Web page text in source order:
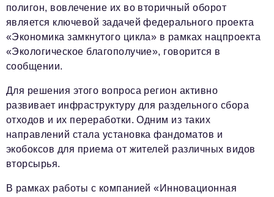
ЖКХ
Образование
Новости компании
Фоторепортажи
Авторские материалы
Телефон редакции: +7 495 727-01-67
полигон, вовлечение их во вторичный оборот
является ключевой задачей федерального проекта
«Экономика замкнутого цикла» в рамках нацпроекта
«Экологическое благополучие», говорится в
сообщении.
Для решения этого вопроса регион активно
развивает инфраструктуру для раздельного сбора
отходов и их переработки. Одним из таких
направлений стала установка фандоматов и
экобоксов для приема от жителей различных видов
вторсырья.
В рамках работы с компанией «Инновационная